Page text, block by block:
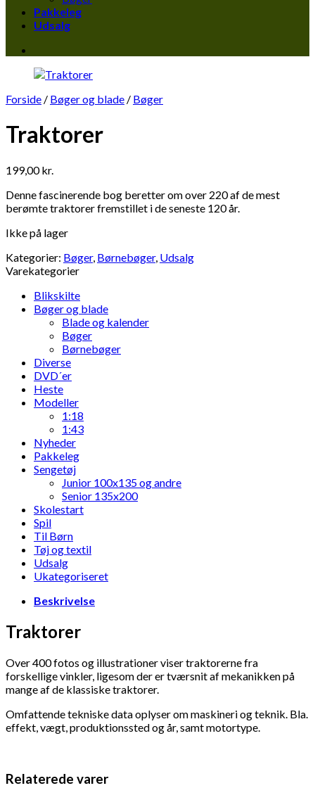
Pakkeleg
Udsalg
Forside / Bøger og blade / Bøger
Traktorer
199,00kr.
Denne fascinerende bog beretter om over 220 af de mest
berømte traktorer fremstillet i de seneste 120 år.
Ikke på lager
Kategorier: Bøger, Børnebøger, Udsalg
Varekategorier
Blikskilte
Bøger og blade
Blade og kalender
Bøger
Børnebøger
Diverse
DVD´er
Heste
Modeller
1:18
1:43
Nyheder
Pakkeleg
Sengetøj
Junior 100x135 og andre
Senior 135x200
Skolestart
Spil
Til Børn
Tøj og textil
Udsalg
Ukategoriseret
Beskrivelse
Traktorer
Over 400 fotos og illustrationer viser traktorerne fra
forskellige vinkler, ligesom der er tværsnit af mekanikken på
mange af de klassiske traktorer.
Omfattende tekniske data oplyser om maskineri og teknik. Bla.
effekt, vægt, produktionssted og år, samt motortype.
Relaterede varer